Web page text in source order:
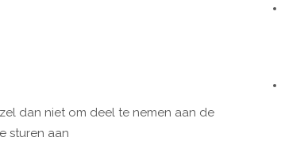
dan niet om deel te nemen aan de
sturen aan